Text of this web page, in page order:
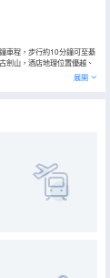
車程，步行約10分鐘可至綦
劍山，酒店地理位置優越、
別緻，客房傢俱和裝飾精緻
佳餚。200平方米的室內恒
展開